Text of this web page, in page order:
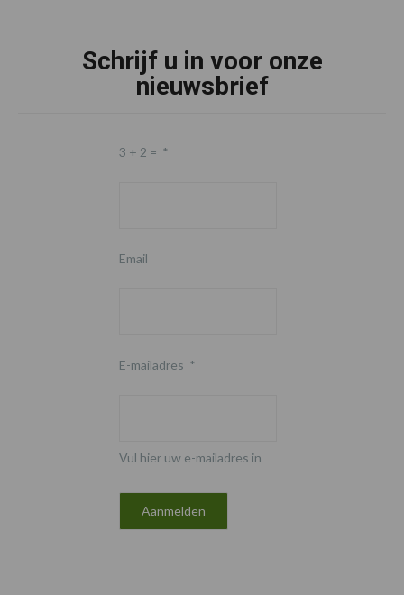
Schrijf u in voor onze
nieuwsbrief
3 + 2 = *
Email
E-mailadres *
Vul hier uw e-mailadres in